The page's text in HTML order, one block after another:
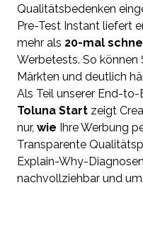
Qualitätsbedenken
Pre-Test Instant liefert
mehr als 20-mal
Werbetests. So können
Märkten und deutlich
Als Teil unserer End-
Toluna Start zeigt
nur, wie Ihre Werbung
Transparente
Explain-Why-
nachvollziehbar und